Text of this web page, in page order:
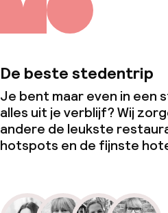
De beste stedentrip
Je bent maar even in een
alles uit je verblijf? Wij
andere de leukste
hotspots en de fijnste